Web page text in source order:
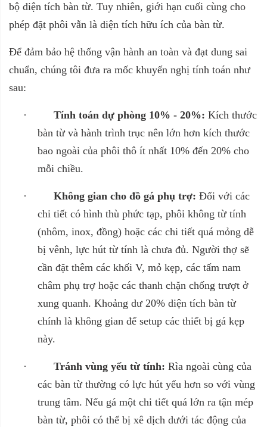
bộ diện tích bàn từ. Tuy nhiên, giới hạn cuối cùng cho
phép đặt phôi vẫn là diện tích hữu ích của bàn từ.
Để đảm bảo hệ thống vận hành an toàn và đạt dung sai
chuẩn, chúng tôi đưa ra mốc khuyến nghị tính toán như
sau:
· Tính toán dự phòng 10% - 20%: Kích thước
bàn từ và hành trình trục nên lớn hơn kích thước
bao ngoài của phôi thô ít nhất 10% đến 20% cho
mỗi chiều.
· Không gian cho đồ gá phụ trợ: Đối với các
chi tiết có hình thù phức tạp, phôi không từ tính
(nhôm, inox, đồng) hoặc các chi tiết quá mỏng dễ
bị vênh, lực hút từ tính là chưa đủ. Người thợ sẽ
cần đặt thêm các khối V, mỏ kẹp, các tấm nam
châm phụ trợ hoặc các thanh chặn chống trượt ở
xung quanh. Khoảng dư 20% diện tích bàn từ
chính là không gian để setup các thiết bị gá kẹp
này.
· Tránh vùng yếu từ tính: Rìa ngoài cùng của
các bàn từ thường có lực hút yếu hơn so với vùng
trung tâm. Nếu gá một chi tiết quá lớn ra tận mép
bàn từ, phôi có thể bị xê dịch dưới tác động của